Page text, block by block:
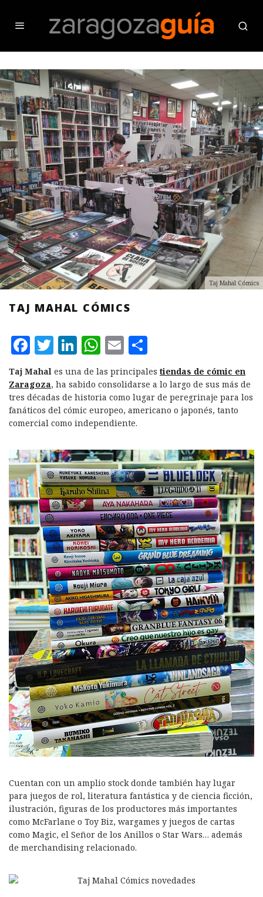
Taj Mahal Cómics
TAJ MAHAL CÓMICS
F
a
c
e
b
o
k
T
w
it
te
r
L
i
n
k
e
I
n
W
h
at
s
A
p
E
m
ai
l
o
m
p
a
ir
Taj Mahal es una de las principales tiendas de cómic en
Zaragoza, ha sabido consolidarse a lo largo de sus más de
tres décadas de historia como lugar de peregrinaje para los
fanáticos del cómic europeo, americano o japonés, tanto
comercial como independiente.
Cuentan con un amplio stock donde también hay lugar
para juegos de rol, literatura fantástica y de ciencia ficción,
ilustración, figuras de los productores más importantes
como McFarlane o Toy Biz, wargames y juegos de cartas
como Magic, el Señor de los Anillos o Star Wars… además
de merchandising relacionado.